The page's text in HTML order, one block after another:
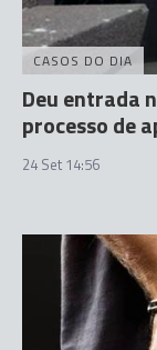
CASOS DO DIA
Deu entrada
processo de
24 Set 14:56